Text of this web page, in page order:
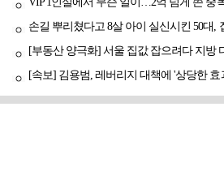
VIP 1인실에서 무슨 일이…2억 넘게 쓴 중
손길 뿌리쳤다고 8살 아이 실신시킨 50대,